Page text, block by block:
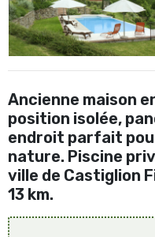
Ancienne maison
position isolée,
endroit parfait
nature. Piscine
ville de Castiglion
13 km.